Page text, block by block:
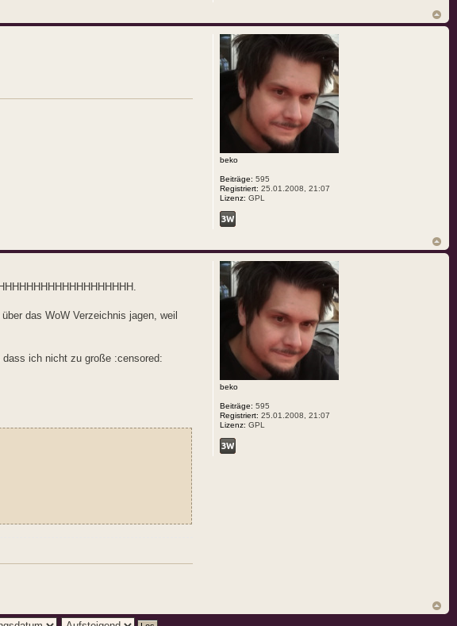
beko
Beiträge: 595
Registriert: 25.01.2008, 21:07
Lizenz: GPL
das WoW Verzeichnis jagen, weil
ich nicht zu große :censored:
beko
Beiträge: 595
Registriert: 25.01.2008, 21:07
Lizenz: GPL